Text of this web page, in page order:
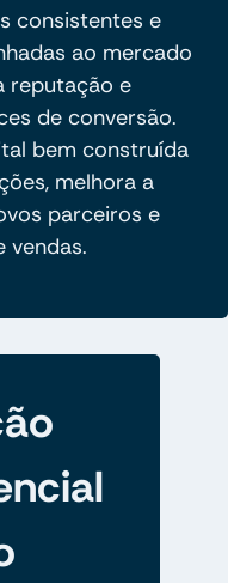
consistentes e
ao mercado
reputação e
de conversão.
bem construída
melhora a
parceiros e
vendas.